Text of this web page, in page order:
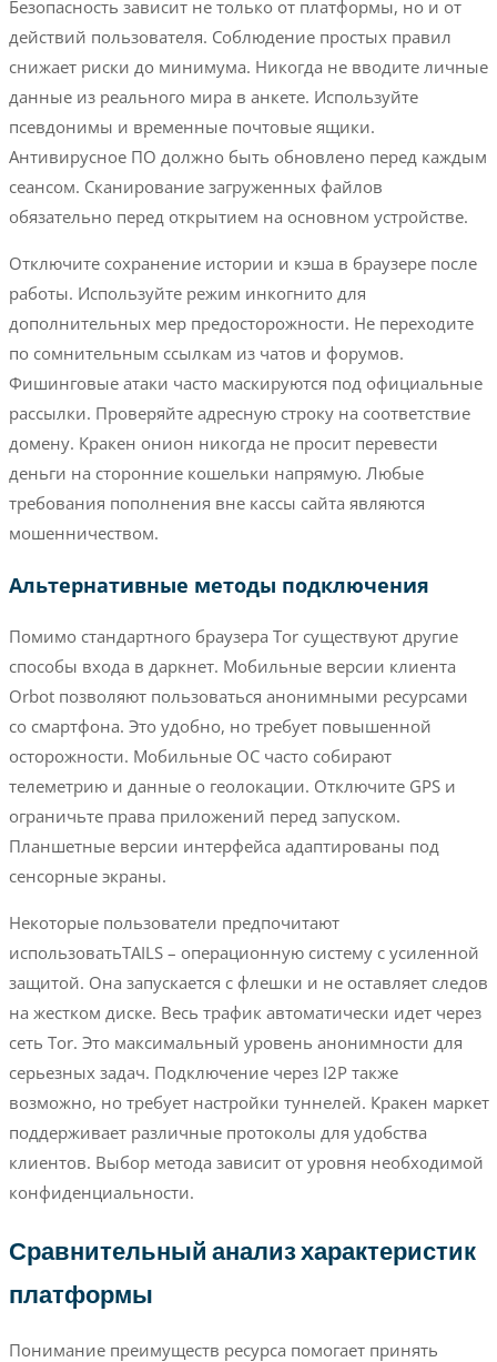
Безопасность зависит не только от платформы, но и от
действий пользователя. Соблюдение простых правил
снижает риски до минимума. Никогда не вводите личные
данные из реального мира в анкете. Используйте
псевдонимы и временные почтовые ящики.
Антивирусное ПО должно быть обновлено перед каждым
сеансом. Сканирование загруженных файлов
обязательно перед открытием на основном устройстве.
Отключите сохранение истории и кэша в браузере после
работы. Используйте режим инкогнито для
дополнительных мер предосторожности. Не переходите
по сомнительным ссылкам из чатов и форумов.
Фишинговые атаки часто маскируются под официальные
рассылки. Проверяйте адресную строку на соответствие
домену. Кракен онион никогда не просит перевести
деньги на сторонние кошельки напрямую. Любые
требования пополнения вне кассы сайта являются
мошенничеством.
Альтернативные методы подключения
Помимо стандартного браузера Tor существуют другие
способы входа в даркнет. Мобильные версии клиента
Orbot позволяют пользоваться анонимными ресурсами
со смартфона. Это удобно, но требует повышенной
осторожности. Мобильные ОС часто собирают
телеметрию и данные о геолокации. Отключите GPS и
ограничьте права приложений перед запуском.
Планшетные версии интерфейса адаптированы под
сенсорные экраны.
Некоторые пользователи предпочитают
использоватьTAILS – операционную систему с усиленной
защитой. Она запускается с флешки и не оставляет следов
на жестком диске. Весь трафик автоматически идет через
сеть Tor. Это максимальный уровень анонимности для
серьезных задач. Подключение через I2P также
возможно, но требует настройки туннелей. Кракен маркет
поддерживает различные протоколы для удобства
клиентов. Выбор метода зависит от уровня необходимой
конфиденциальности.
Сравнительный анализ характеристик
платформы
Понимание преимуществ ресурса помогает принять